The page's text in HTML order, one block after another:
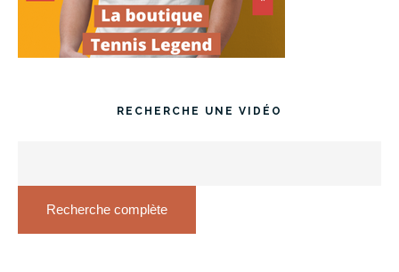
RECHERCHE UNE VIDÉO
Recherche complète